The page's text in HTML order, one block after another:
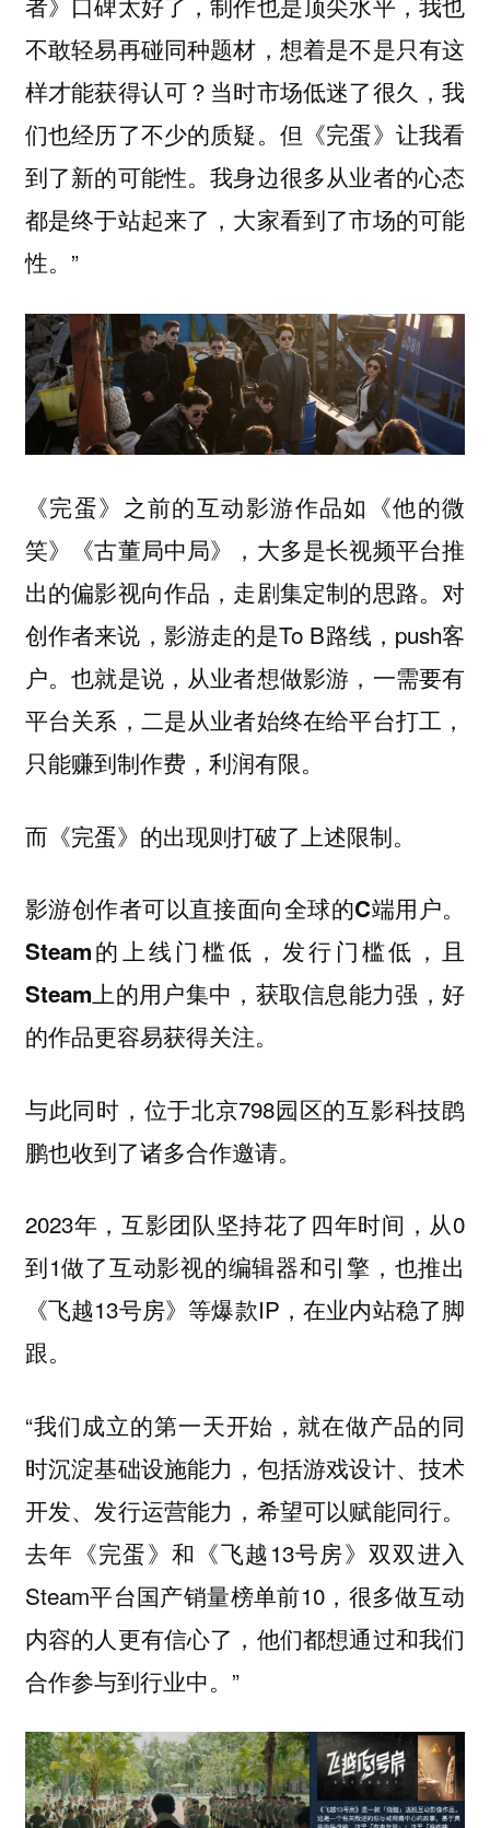
不敢轻易再碰同种题材，想着是不是只有这
样才能获得认可？当时市场低迷了很久，我
们也经历了不少的质疑。但《完蛋》让我看
到了新的可能性。我身边很多从业者的心态
都是终于站起来了，大家看到了市场的可能
性。”
《完蛋》之前的互动影游作品如《他的微
笑》《古董局中局》，大多是长视频平台推
出的偏影视向作品，走剧集定制的思路。对
创作者来说，影游走的是To B路线，push客
户。也就是说，从业者想做影游，一需要有
平台关系，二是从业者始终在给平台打工，
只能赚到制作费，利润有限。
而《完蛋》的出现则打破了上述限制。
影游创作者可以直接面向全球的C端用户。
Steam的上线门槛低，发行门槛低，且
Steam上的用户集中，获取信息能力强，好
的作品更容易获得关注。
与此同时，位于北京798园区的互影科技鹍
鹏也收到了诸多合作邀请。
2023年，互影团队坚持花了四年时间，从0
到1做了互动影视的编辑器和引擎，也推出
《飞越13号房》等爆款IP，在业内站稳了脚
跟。
“我们成立的第一天开始，就在做产品的同
时沉淀基础设施能力，包括游戏设计、技术
开发、发行运营能力，希望可以赋能同行。
去年《完蛋》和《飞越13号房》双双进入
Steam平台国产销量榜单前10，很多做互动
内容的人更有信心了，他们都想通过和我们
合作参与到行业中。”